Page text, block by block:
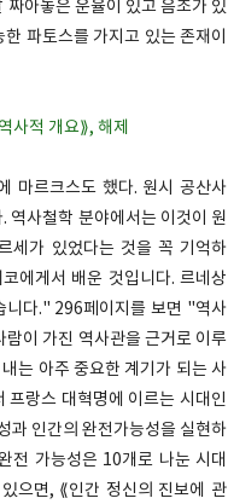
아놓은 운율이 있고 음조가 있
파토스를 가지고 있는 존재이
사적 개요⟫, 해제
마르크스도 했다. 원시 공산사
역사철학 분야에서는 이것이 원
세가 있었다는 것을 꼭 기억하
에게서 배운 것입니다. 르네상
니다." 296페이지를 보면 "역사
이 가진 역사관을 근거로 이루
는 아주 중요한 계기가 되는 사
프랑스 대혁명에 이르는 시대인
과 인간의 완전가능성을 실현하
전 가능성은 10개로 나눈 시대
으면, ⟪인간 정신의 진보에 관